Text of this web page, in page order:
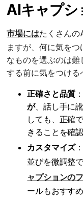
AIキャプシ
市場にはたくさんの
ますが、何に気を
なものを選ぶのは
する前に気をつける
正確さと品質
が、話し手に
しても、正確
きることを確
カスタマイズ
並びを微調整
ャプションの
ールもおすす